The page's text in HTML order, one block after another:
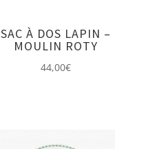
SAC À DOS LAPIN –
MOULIN ROTY
44,00€